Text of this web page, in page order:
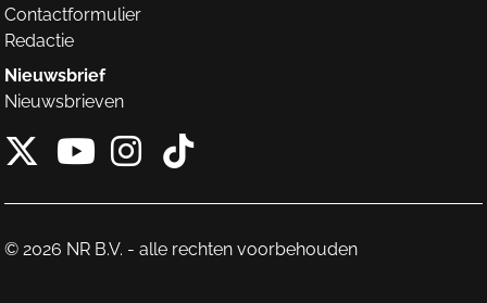
Contactformulier
Redactie
Nieuwsbrief
Nieuwsbrieven
X van NieuwRechts
Instagram van
Tiktok van
© 2026 NR B.V. - alle rechten voorbehouden